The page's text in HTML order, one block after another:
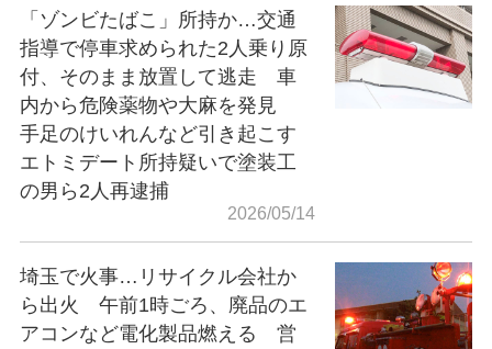
「ゾンビたばこ」所持か…交通
指導で停車求められた2人乗り原
付、そのまま放置して逃走 車
内から危険薬物や大麻を発見
手足のけいれんなど引き起こす
エトミデート所持疑いで塗装工
の男ら2人再逮捕
2026/05/14
埼玉で火事…リサイクル会社か
ら出火 午前1時ごろ、廃品のエ
アコンなど電化製品燃える 営